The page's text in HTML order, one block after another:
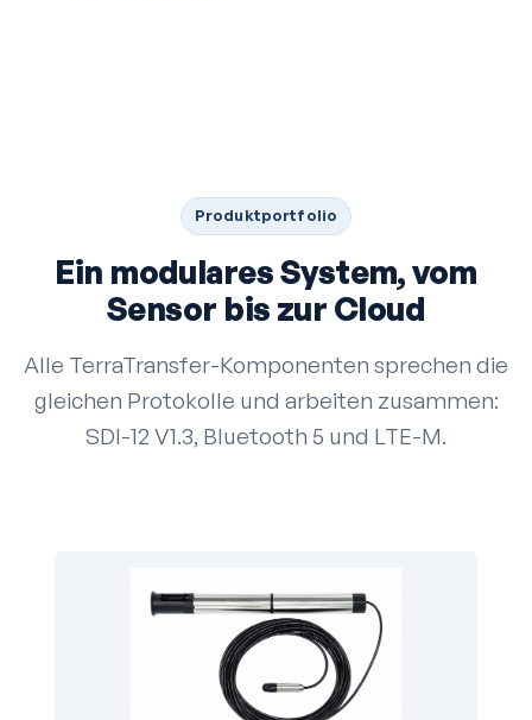
Produkt­portfolio
Ein modulares System, vom
Sensor bis zur Cloud
Alle TerraTransfer-Komponenten sprechen die
gleichen Protokolle und arbeiten zusammen:
SDI-12 V1.3, Bluetooth 5 und LTE-M.